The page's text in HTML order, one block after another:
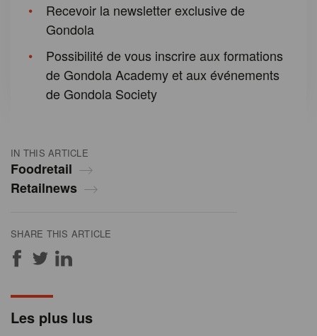
IN THIS ARTICLE
Foodretail
Retailnews
SHARE THIS ARTICLE
Recevoir la newsletter exclusive de
Gondola
Possibilité de vous inscrire aux formations
de Gondola Academy et aux événements
de Gondola Society
Les plus lus